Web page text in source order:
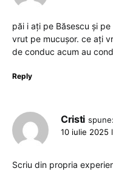
păi i ați pe Băsescu și
vrut pe mucușor. ce ați
de conduc acum au
Reply
Cristi spune:
10 iulie 2025
Scriu din propria